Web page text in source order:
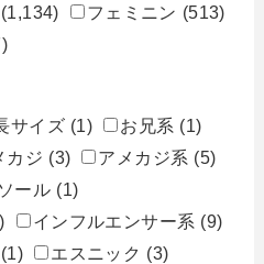
(1,134) フェミニン (513)
サイズ (1) お兄系 (1)
カジ (3) アメカジ系 (5)
ール (1)
インフルエンサー系 (9)
(1) エスニック (3)